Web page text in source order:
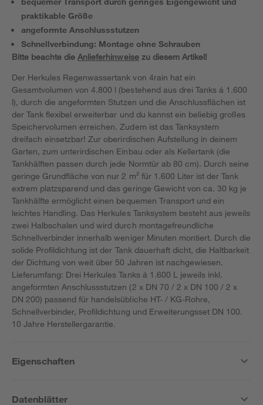
praktikable Größe
angeformte Anschlussstutzen
Schnellverbindung: Montage ohne Schrauben
Bitte beachte dieAnlieferhinweisezu diesem Artikel!
Der Herkules Regenwassertank von 4rain hat ein
Gesamtvolumen von 4.800 l (bestehend aus drei Tanks á 1.600
l), durch die angeformten Stutzen und die Anschlussflächen ist
der Tank flexibel erweiterbar und du kannst ein beliebig großes
Speichervolumen erreichen. Zudem ist das Tanksystem
dreifach einsetzbar! Zur oberirdischen Aufstellung in deinem
Garten, zum unterirdischen Einbau oder als Kellertank (die
Tankhälften passen durch jede Normtür ab 80 cm). Durch seine
geringe Grundfläche von nur 2 m² für 1.600 Liter ist der Tank
extrem platzsparend und das geringe Gewicht von ca. 30 kg je
Tankhälfte ermöglicht einen bequemen Transport und ein
leichtes Handling. Das Herkules Tanksystem besteht aus jeweils
zwei Halbschalen und wird durch montagefreundliche
Schnellverbinder innerhalb weniger Minuten montiert. Durch die
solide Profildichtung ist der Tank dauerhaft dicht, die Haltbarkeit
der Dichtung von weit über 50 Jahren ist nachgewiesen.
Lieferumfang: Drei Herkules Tanks á 1.600 L jeweils inkl.
angeformten Anschlussstutzen (2 x DN 70 / 2 x DN 100 / 2 x
DN 200) passend für handelsübliche HT- / KG-Rohre,
Schnellverbinder, Profildichtung und Erweiterungsset DN 100.
10 Jahre Herstellergarantie.
Eigenschaften
Datenblätter